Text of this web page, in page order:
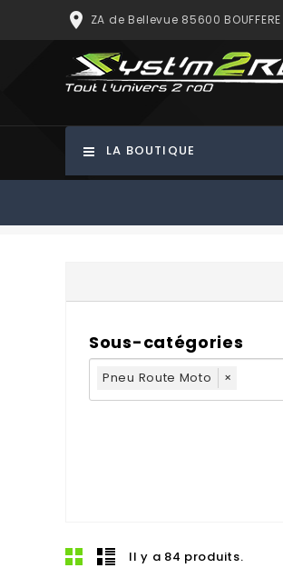
place ZA de Bellevue 85600 BOUFFERE
LA BOUTIQUE
Sous-catégories
Pneu Route Moto ×
Il y a 84 produits.